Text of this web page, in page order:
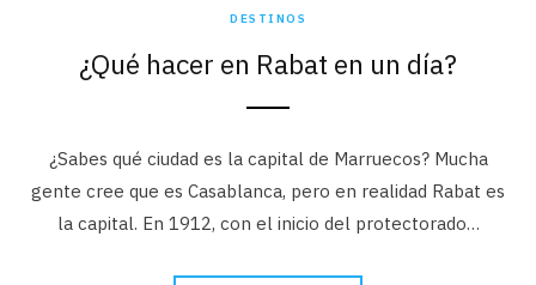
DESTINOS
¿Qué hacer en Rabat en un día?
¿Sabes qué ciudad es la capital de Marruecos? Mucha
gente cree que es Casablanca, pero en realidad Rabat es
la capital. En 1912, con el inicio del protectorado…